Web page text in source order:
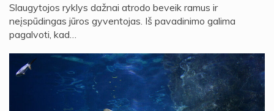
Slaugytojos ryklys dažnai atrodo beveik ramus ir
neįspūdingas jūros gyventojas. Iš pavadinimo galima
pagalvoti, kad…